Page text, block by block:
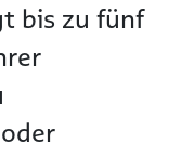
bis zu fünf